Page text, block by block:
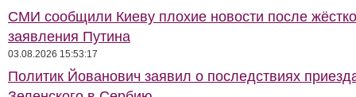
СМИ сообщили Киеву плохие новости после
заявления Путина
03.08.2026 15:53:17
Политик Йованович заявил о последствиях